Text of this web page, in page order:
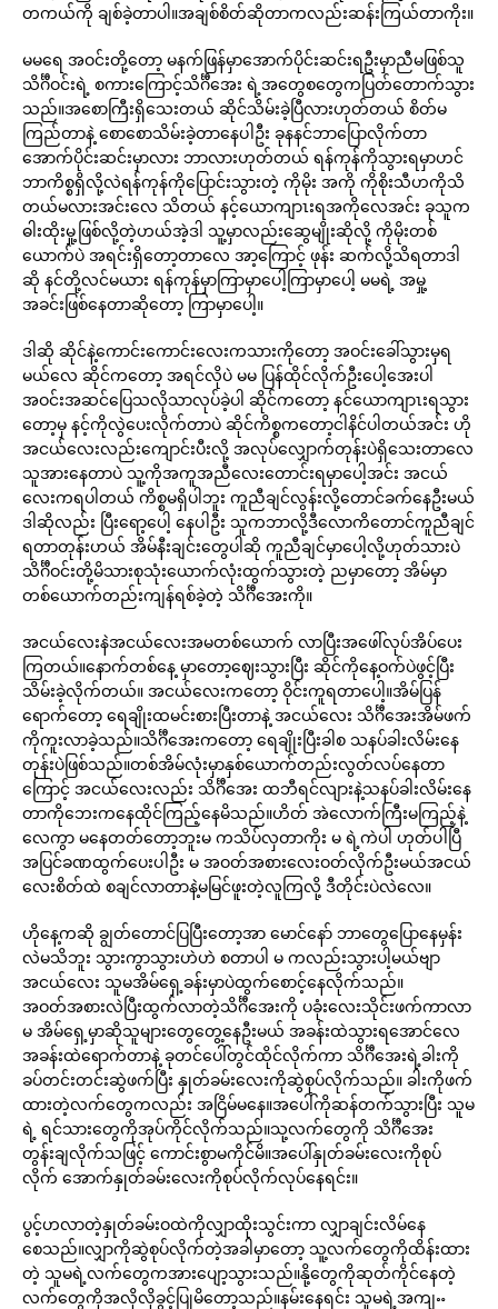
တကယ်ကို ချစ်ခဲ့တာပါ။အချစ်စိတ်ဆိုတာကလည်းဆန်းကြယ်တာကိုး။
မမရေ အဝင်းတို့တော့ မနက်ဖြန်မှာအောက်ပိုင်းဆင်းရဦးမှာညီမဖြစ်သူ
သိင်္ဂီဝင်းရဲ့ စကားကြောင့်သိင်္ဂီအေး ရဲ့အတွေစတွေကပြတ်တောက်သွား
သည်။အစောကြီးရှိသေးတယ် ဆိုင်သိမ်းခဲ့ပြီလားဟုတ်တယ် စိတ်မ
ကြည်တာနဲ့ စောစောသိမ်းခဲ့တာနေပါဦး ခုနနင်ဘာပြောလိုက်တာ
အောက်ပိုင်းဆင်းမှာလား ဘာလားဟုတ်တယ် ရန်ကုန်ကိုသွားရမှာဟင်
ဘာကိစ္စရှိလို့လဲရန်ကုန်ကိုပြောင်းသွားတဲ့ ကိုမိုး အကို ကိုစိုးသီဟကိုသိ
တယ်မလားအင်းလေ သိတယ် နင့်ယောကျာၤးရအကိုလေအင်း ခုသူက
ဓါးထိုးမှု့ဖြစ်လို့တဲ့ဟယ်အဲ့ဒါ သူ့မှာလည်းဆွေမျိုးဆိုလို့ ကိုမိုးတစ်
ယောက်ပဲ အရင်းရှိတော့တာလေ အာ့ကြောင့် ဖုန်း ဆက်လို့သိရတာဒါ
ဆို နင်တို့လင်မယား ရန်ကုန်မှာကြာမှာပေါ့ကြာမှာပေါ့ မမရဲ့ အမှု့
အခင်းဖြစ်နေတာဆိုတော့ ကြာမှာပေါ့။
ဒါဆို ဆိုင်နဲ့ကောင်းကောင်းလေးကသားကိုတော့ အဝင်းခေါ်သွားမှရ
မယ်လေ ဆိုင်ကတော့ အရင်လိုပဲ မမ ပြန်ထိုင်လိုက်ဦးပေါ့အေးပါ
အဝင်းအဆင်ပြေသလိုသာလုပ်ခဲ့ပါ ဆိုင်ကတော့ နင်ယောကျာၤးရသွား
တော့မှ နင့်ကိုလွဲပေးလိုက်တာပဲ ဆိုင်ကိစ္စကတော့ငါနိင်ပါတယ်အင်း ဟို
အငယ်လေးလည်းကျောင်းပီးလို့ အလုပ်လျှောက်တုန်းပဲရှိသေးတာလေ
သူအားနေတာပဲ သူ့ကိုအကူအညီလေးတောင်းရမှာပေါ့အင်း အငယ်
လေးကရပါတယ် ကိစ္စမရှိပါဘူး ကူညီချင်လွန်းလို့တောင်ခက်နေဦးမယ်
ဒါဆိုလည်း ပြီးရော့ပေါ့ နေပါဦး သူကဘာလို့ဒီလောကိတောင်ကူညီချင်
ရတာတုန်းဟယ် အိမ်နီးချင်းတွေပါဆို ကူညီချင်မှာပေါ့လို့ဟုတ်သားပဲ
သိင်္ဂီဝင်းတို့မိသားစုသုံးယောက်လုံးထွက်သွားတဲ့ ညမှာတော့ အိမ်မှာ
တစ်ယောက်တည်းကျန်ရစ်ခဲ့တဲ့ သိင်္ဂီအေးကို။
အငယ်လေးနဲအငယ်လေးအမတစ်ယောက် လာပြီးအဖေါ်လုပ်အိပ်ပေး
ကြတယ်။နောက်တစ်နေ့ မှာတော့ဈေးသွားပြီး ဆိုင်ကိုနေ့ဝက်ပဲဖွင့်ပြီး
သိမ်းခဲ့လိုက်တယ်။ အငယ်လေးကတော့ ဝိုင်းကူရတာပေါ့။အိမ်ပြန်
ရောက်တော့ ရေချိုးထမင်းစားပြီးတာနဲ့ အငယ်လေး သိင်္ဂီအေးအိမ်ဖက်
ကိုကူးလာခဲ့သည်။သိင်္ဂီအေးကတော့ ရေချိုးပြီးခါစ သနပ်ခါးလိမ်းနေ
တုန်းပဲဖြစ်သည်။တစ်အိမ်လုံးမှာနှစ်ယောက်တည်းလွတ်လပ်နေတာ
ကြောင့် အငယ်လေးလည်း သိင်္ဂီအေး ထဘီရင်လျားနဲ့သနပ်ခါးလိမ်းနေ
တာကိုဘေးကနေထိုင်ကြည့်နေမိသည်။ဟိတ် အဲလောက်ကြီးမကြည့်နဲ့
လေကွာ မနေတတ်တော့ဘူးမ ကသိပ်လှတာကိုး မ ရဲ့ကဲပါ ဟုတ်ပါပြီ
အပြင်ခဏထွက်ပေးပါဦး မ အဝတ်အစားလေးဝတ်လိုက်ဦးမယ်အငယ်
လေးစိတ်ထဲ စချင်လာတာနဲ့မမြင်ဖူးတဲ့လူကြလို့ ဒီတိုင်းပဲလဲလေ။
ဟိုနေ့ကဆို ချွတ်တောင်ပြပြီးတော့အာ မောင်နော် ဘာတွေပြောနေမှန်း
လဲမသိဘူး သွားကွာသွားဟဲဟဲ စတာပါ မ ကလည်းသွားပါ့မယ်ဗျာ
အငယ်လေး သူမအိမ်ရှေ့ခန်းမှာပဲထွက်စောင့်နေလိုက်သည်။
အဝတ်အစားလဲပြီးထွက်လာတဲ့သိင်္ဂီအေးကို ပခုံးလေးသိုင်းဖက်ကာလာ
မ အိမ်ရှေ့မှာဆိုသူများတွေတွေ့နေဦးမယ် အခန်းထဲသွားရအောင်လေ
အခန်းထဲရောက်တာနဲ့ ခုတင်ပေါ်တွင်ထိုင်လိုက်ကာ သိင်္ဂီအေးရဲ့ခါးကို
ခပ်တင်းတင်းဆွဲဖက်ပြီး နှုတ်ခမ်းလေးကိုဆွဲစုပ်လိုက်သည်။ ခါးကိုဖက်
ထားတဲ့လက်တွေကလည်း အငြိမ်မနေ။အပေါ်ကိုဆန်တက်သွားပြီး သူမ
ရဲ့ ရင်သားတွေကိုအုပ်ကိုင်လိုက်သည်။သု့လက်တွေကို သိင်္ဂီအေး
တွန်းချလိုက်သဖြင့် ကောင်းစွာမကိုင်မိ။အပေါ်နှုတ်ခမ်းလေးကိုစုပ်
လိုက် အောက်နှုတ်ခမ်းလေးကိုစုပ်လိုက်လုပ်နေရင်း။
ပွင့်ဟလာတဲ့နှုတ်ခမ်းဝထဲကိုလျှာထိုးသွင်းကာ လျှာချင်းလိမ်နေ
စေသည်။လျှာကိုဆွဲစုပ်လိုက်တဲ့အခါမှာတော့ သူ့လက်တွေကိုထိန်းထား
တဲ့ သူမရဲ့လက်တွေကအားပျော့သွားသည်။နို့တွေကိုဆုတ်ကိုင်နေတဲ့
လက်တွေကိုအလိုလိုခွင့်ပြုမိတော့သည်။နမ်းနေရင်း သူမရဲ့အကျႌ